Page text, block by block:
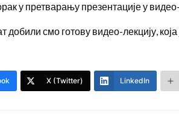
у претварању презентације у
добили смо готову видео-лекцију,
X (Twitter) LinkedIn